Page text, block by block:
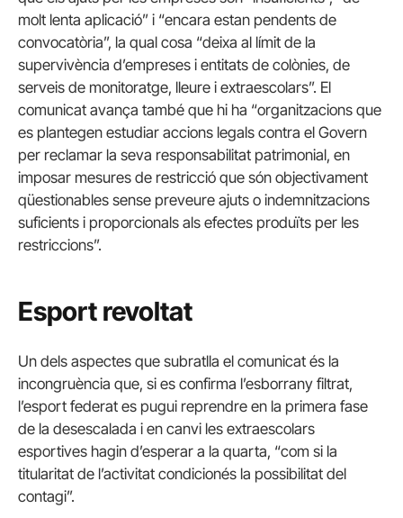
molt lenta aplicació” i “encara estan pendents de
convocatòria”, la qual cosa “deixa al límit de la
supervivència d’empreses i entitats de colònies, de
serveis de monitoratge, lleure i extraescolars”. El
comunicat avança també que hi ha “organitzacions que
es plantegen estudiar accions legals contra el Govern
per reclamar la seva responsabilitat patrimonial, en
imposar mesures de restricció que són objectivament
qüestionables sense preveure ajuts o indemnitzacions
suficients i proporcionals als efectes produïts per les
restriccions”.
Esport revoltat
Un dels aspectes que subratlla el comunicat és la
incongruència que, si es confirma l’esborrany filtrat,
l’esport federat es pugui reprendre en la primera fase
de la desescalada i en canvi les extraescolars
esportives hagin d’esperar a la quarta, “com si la
titularitat de l’activitat condicionés la possibilitat del
contagi”.